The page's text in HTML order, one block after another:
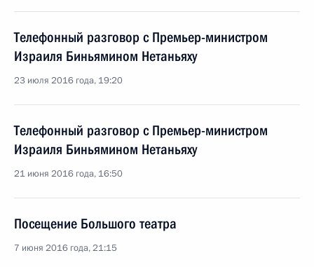
Телефонный разговор с Премьер-министром
Израиля Биньямином Нетаньяху
23 июля 2016 года, 19:20
Телефонный разговор с Премьер-министром
Израиля Биньямином Нетаньяху
21 июня 2016 года, 16:50
Посещение Большого театра
7 июня 2016 года, 21:15